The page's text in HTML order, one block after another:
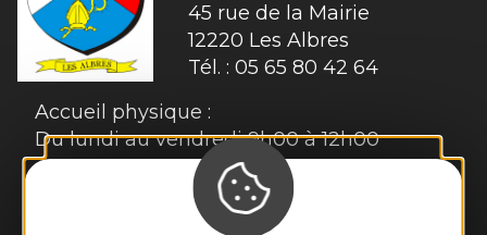
45 rue de la Mairie
12220 Les Albres
Tél. : 05 65 80 42 64
Accueil physique :
Du lundi au vendredi 9h00 à 12h00
Accueil téléphonique :
Lundi et mardi de 9h00 à 12h00 et de